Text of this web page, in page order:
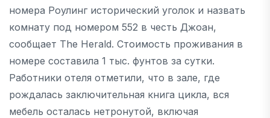
номера Роулинг исторический уголок и назвать
комнату под номером 552 в честь Джоан,
сообщает The Herald. Стоимость проживания в
номере составила 1 тыс. фунтов за сутки.
Работники отеля отметили, что в зале, где
рождалась заключительная книга цикла, вся
мебель осталась нетронутой, включая